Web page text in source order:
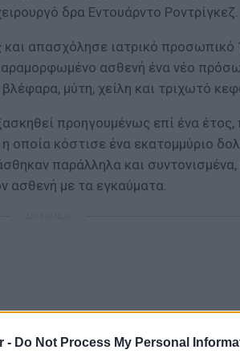
- Do Not Process My Personal
δρα Εντουάρντο Ροντρίγκεζ.
απασχόλησε ιατρικό προσωπικό
ασθενή ένα νέο
μύτη, χείλη και τριχωτό
προηγουμένως επί ένα
κόστισε ένα εκατομμύριο
παράλληλα και συντονισμένα,
ασθενή με τα εγκαύματα.